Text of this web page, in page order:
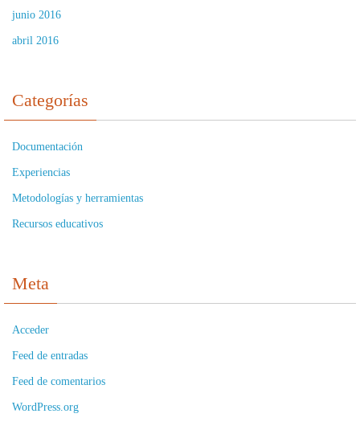
junio 2016
abril 2016
Categorías
Documentación
Experiencias
Metodologías y herramientas
Recursos educativos
Meta
Acceder
Feed de entradas
Feed de comentarios
WordPress.org